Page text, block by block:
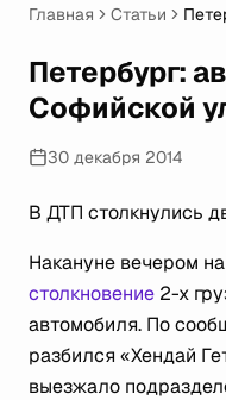
Главная Статьи
Петербург:
Софийской
30 декабря 2014
В ДТП столкнулись
Накануне вечером
столкновение 2-х
автомобиля. По
разбился «Хендай
выезжало